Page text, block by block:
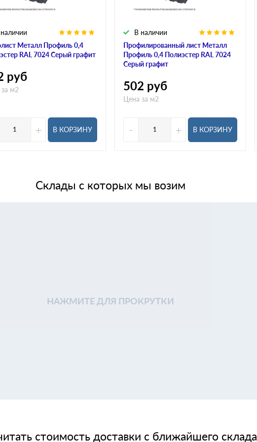
Металл Профиль 0,4
RAL 7024 Серый графит
руб
м2
+ В КОРЗИНУ
Профилированный лист Металл
Профиль 0,4 Полиэстер RAL 7024
Серый графит
В наличии
502 руб
Цена за м2
- + В КОРЗИНУ
Склады с которых мы возим
НАЖМИТЕ ДЛЯ ПРОКРУТКИ
стоимость доставки с ближайшего склада